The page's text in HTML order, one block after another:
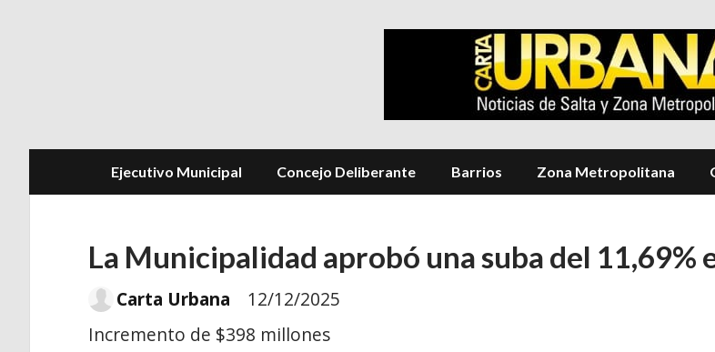
Ejecutivo Municipal Concejo Deliberante Barrios Zona Metropolitana
La Municipalidad aprobó una suba del 11,69%
Incremento de $398 millones
12/12/2025
Carta Urbana